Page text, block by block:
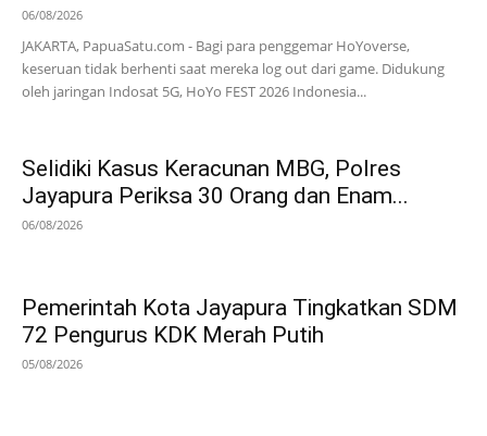
06/08/2026
JAKARTA, PapuaSatu.com - Bagi para penggemar HoYoverse,
keseruan tidak berhenti saat mereka log out dari game. Didukung
oleh jaringan Indosat 5G, HoYo FEST 2026 Indonesia...
Selidiki Kasus Keracunan MBG, Polres
Jayapura Periksa 30 Orang dan Enam...
06/08/2026
Pemerintah Kota Jayapura Tingkatkan SDM
72 Pengurus KDK Merah Putih
05/08/2026